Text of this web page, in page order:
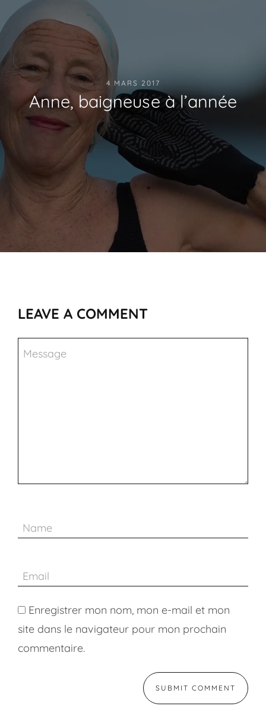
4 MARS 2017
Anne, baigneuse à l’année
LEAVE A COMMENT
Enregistrer mon nom, mon e-mail et mon
site dans le navigateur pour mon prochain
commentaire.